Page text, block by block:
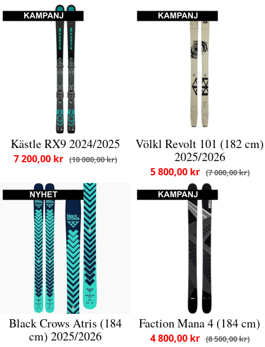
Kästle RX9 2024/2025
10 000,00 kr
7 200,00 kr
Völkl Revolt 101 (182 cm)
2025/2026
7 000,00 kr
5 800,00 kr
Black Crows Atris (184
cm) 2025/2026
Faction Mana 4 (184 cm)
8 500,00 kr
4 800,00 kr